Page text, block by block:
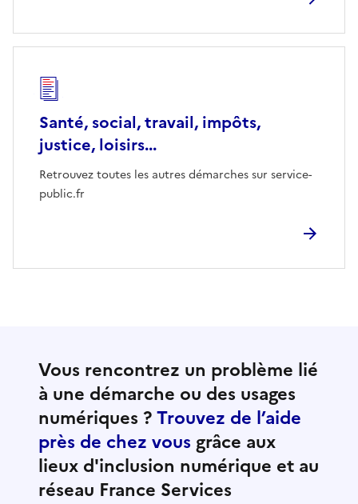
Santé, social, travail, impôts,
justice, loisirs...
Retrouvez toutes les autres démarches sur service-
public.fr
Vous rencontrez un problème lié
à une démarche ou des usages
numériques ?Trouvez de l’aide
près de chez vous grâce aux
lieux d'inclusion numérique et au
réseau France Services